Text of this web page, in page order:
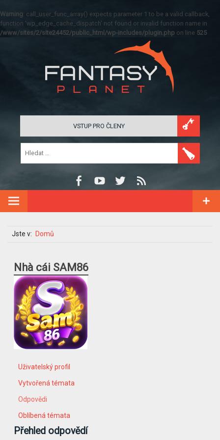
Warning: call_user_func_array() expects parameter 1 to be a valid callback,
function 'wp_edge_cache_dispatch' not found or invalid function name in
/www/sites/2/site24452/public_html/wp-includes/plugin.php on line 525
VSTUP PRO ČLENY
Jste v: Domů
Nhà cái SAM86
Uživatelský profil
Vytvořená témata
Odpovědi
Oblíbená témata
Přehled odpovědí